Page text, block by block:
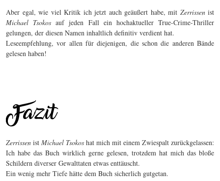
Aber egal, wie viel Kritik ich jetzt auch geäußert habe, mit Zerrissenist
Michael Tsokosauf jeden Fall ein hochaktueller True-Crime-Thriller
gelungen, der diesen Namen inhaltlich definitiv verdient hat.
Leseempfehlung, vor allen für diejenigen, die schon die anderen Bände
gelesen haben!
Zerrissen ist Michael Tsokos hat mich mit einem Zwiespalt zurückgelassen:
Ich habe das Buch wirklich gerne gelesen, trotzdem hat mich das bloße
Schildern diverser Gewalttaten etwas enttäuscht.
Ein wenig mehr Tiefe hätte dem Buch sicherlich gutgetan.